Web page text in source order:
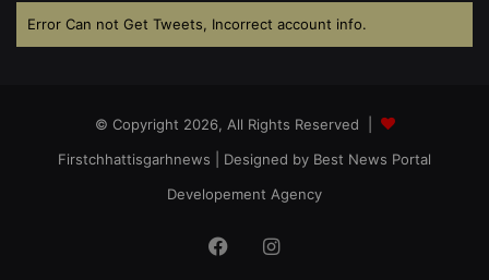
Error Can not Get Tweets, Incorrect account info.
© Copyright 2026, All Rights Reserved |
Firstchhattisgarhnews | Designed by Best News Portal
Developement Agency
FacebookInstagram